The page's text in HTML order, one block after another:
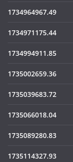
1734964967.49
1734971175.44
1734994911.85
1735002659.36
1735039683.72
1735066018.04
1735089280.83
1735114327.93